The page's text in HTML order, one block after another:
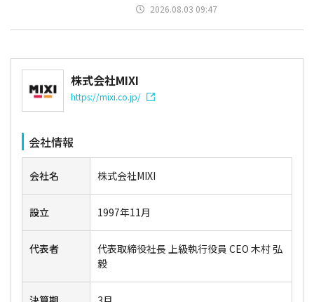
2026.08.03 09:47
株式会社MIXI
https://mixi.co.jp/
会社情報
会社名 株式会社MIXI
設立 1997年11月
代表者
代表取締役社長 上級執行役員 CEO 木村 弘
毅